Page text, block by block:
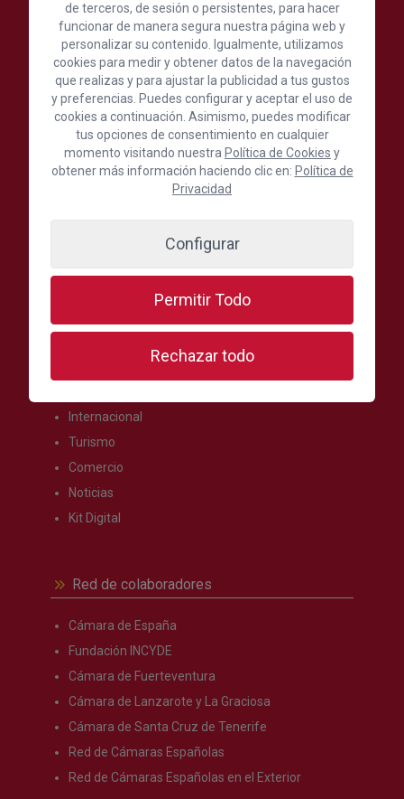
Cámara Oficial de Comercio, Industria,
Servicios y Navegación de Gran Canaria
C./ León y Castillo, 24, 1ª Planta, 35003 Las Palmas de
Gran Canaria, España
(+34) 928 390 390
Secciones más visitadas
Oferta formativa
Internacional
Turismo
Comercio
Noticias
Kit Digital
Red de colaboradores
Cámara de España
Fundación INCYDE
Cámara de Fuerteventura
Cámara de Lanzarote y La Graciosa
Cámara de Santa Cruz de Tenerife
Red de Cámaras Españolas
Red de Cámaras Españolas en el Exterior
de terceros, de sesión o persistentes, para hacer
funcionar de manera segura nuestra página web y
personalizar su contenido. Igualmente, utilizamos
cookies para medir y obtener datos de la navegación
que realizas y para ajustar la publicidad a tus gustos
y preferencias. Puedes configurar y aceptar el uso de
cookies a continuación. Asimismo, puedes modificar
tus opciones de consentimiento en cualquier
momento visitando nuestra Política de Cookies y
obtener más información haciendo clic en: Política de
Privacidad
Configurar
Permitir Todo
Rechazar todo